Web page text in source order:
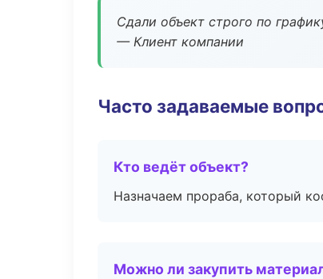
Сдали объект строго по
— Клиент компании
Часто задаваемые
Кто ведёт объект?
Назначаем прораба, который
Можно ли закупить